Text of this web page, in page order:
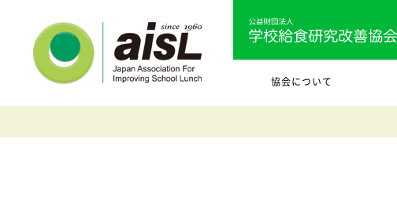
協会について